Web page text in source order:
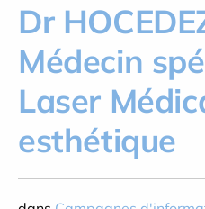
Dr
Médecin
Laser
esthétique